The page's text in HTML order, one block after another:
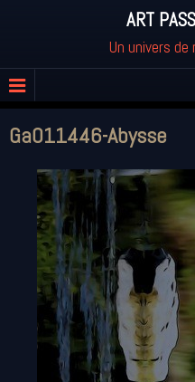
ART
Un univers
Ga011446-Abysse